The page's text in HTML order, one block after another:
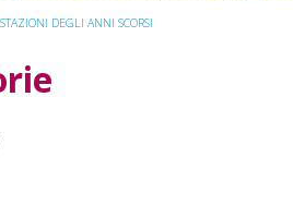
DEGLI ANNI SCORSI